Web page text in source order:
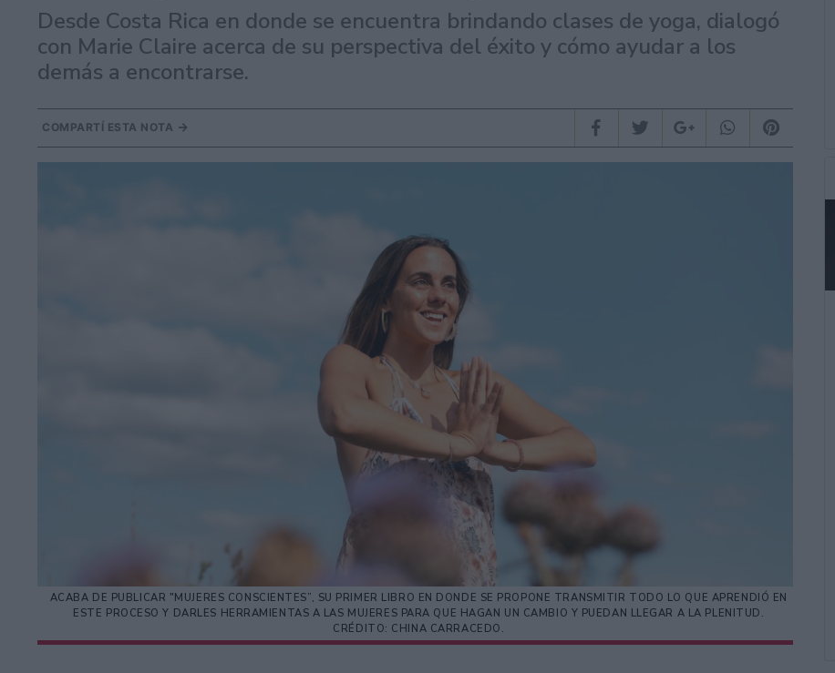
Desde Costa Rica en donde se encuentra brindando clases de yoga, dialogó
con Marie Claire acerca de su perspectiva del éxito y cómo ayudar a los
demás a encontrarse.
COMPARTÍ ESTA NOTA
ACABA DE PUBLICAR "MUJERES CONSCIENTES”, SU PRIMER LIBRO EN DONDE SE PROPONE TRANSMITIR TODO LO QUE APRENDIÓ EN
ESTE PROCESO Y DARLES HERRAMIENTAS A LAS MUJERES PARA QUE HAGAN UN CAMBIO Y PUEDAN LLEGAR A LA PLENITUD.
CRÉDITO: CHINA CARRACEDO.